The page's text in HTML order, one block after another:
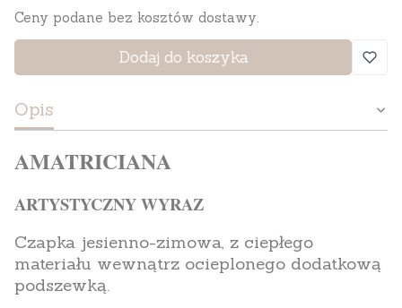
Ceny podane bez kosztów dostawy.
Dodaj do koszyka
Opis
AMATRICIANA
ARTYSTYCZNY WYRAZ
Czapka jesienno-zimowa, z ciepłego
materiału wewnątrz ocieplonego dodatkową
podszewką.